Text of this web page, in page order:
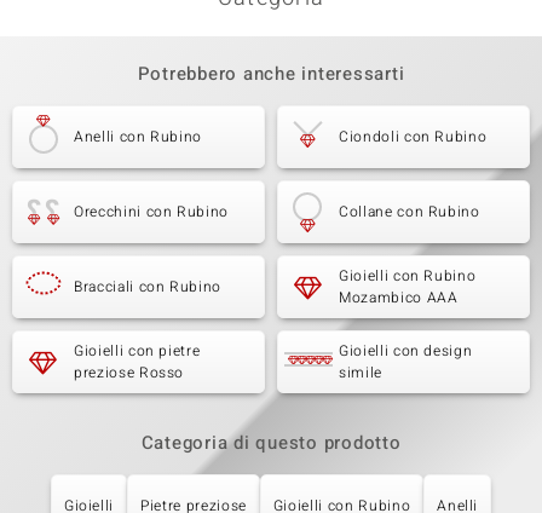
Potrebbero anche interessarti
Anelli con Rubino Ciondoli con Rubino
Orecchini con Rubino Collane con Rubino
Bracciali con Rubino
Gioielli con Rubino
Mozambico AAA
Gioielli con pietre
preziose Rosso
Gioielli con design
simile
Categoria di questo prodotto
Gioielli Pietre preziose Gioielli con Rubino Anelli